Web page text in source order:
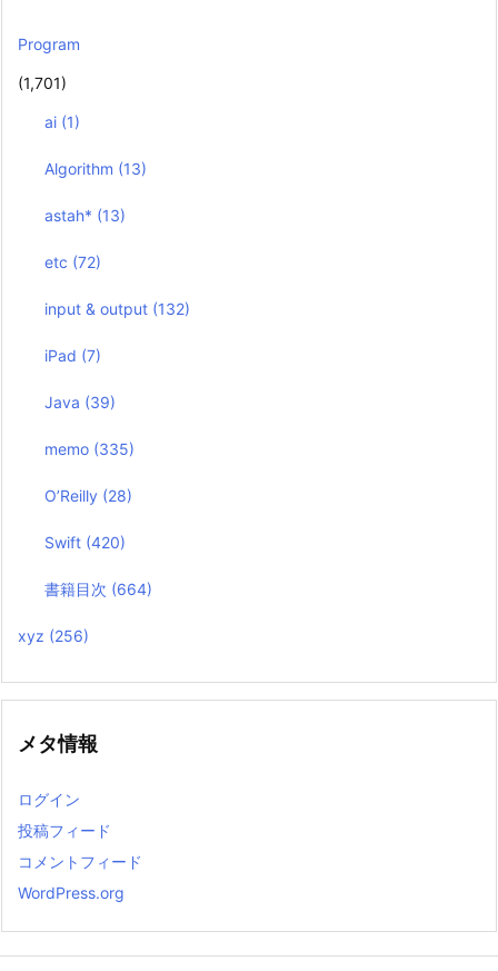
Program
(1,701)
ai (1)
Algorithm (13)
astah* (13)
etc (72)
input & output (132)
iPad (7)
Java (39)
memo (335)
O’Reilly (28)
Swift (420)
書籍目次 (664)
xyz (256)
メタ情報
ログイン
投稿フィード
コメントフィード
WordPress.org